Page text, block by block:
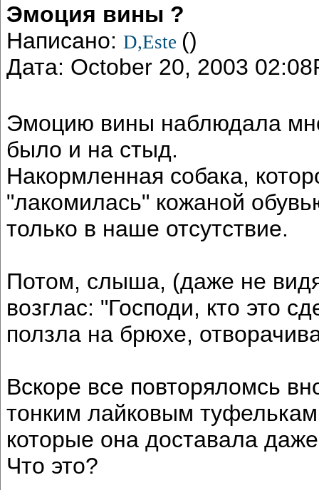
Эмоция вины ?
Написано: D,Este ()
Дата: October 20, 2003
Эмоцию вины наблюдала
было и на стыд.
Накормленная собака,
"лакомилась" кожаной
только в наше отсутствие.
Потом, слыша, (даже не
возглас: "Господи, кто это
ползла на брюхе,
Вскоре все повторяломсь
тонким лайковым
которые она доставала
Что это?